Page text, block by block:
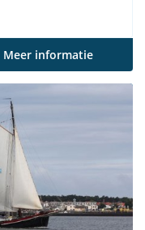
Meer informatie